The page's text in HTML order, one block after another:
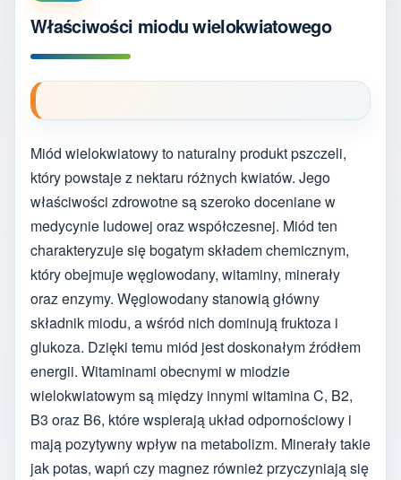
Właściwości miodu wielokwiatowego
Miód wielokwiatowy to naturalny produkt pszczeli,
który powstaje z nektaru różnych kwiatów. Jego
właściwości zdrowotne są szeroko doceniane w
medycynie ludowej oraz współczesnej. Miód ten
charakteryzuje się bogatym składem chemicznym,
który obejmuje węglowodany, witaminy, minerały
oraz enzymy. Węglowodany stanowią główny
składnik miodu, a wśród nich dominują fruktoza i
glukoza. Dzięki temu miód jest doskonałym źródłem
energii. Witaminami obecnymi w miodzie
wielokwiatowym są między innymi witamina C, B2,
B3 oraz B6, które wspierają układ odpornościowy i
mają pozytywny wpływ na metabolizm. Minerały takie
jak potas, wapń czy magnez również przyczyniają się